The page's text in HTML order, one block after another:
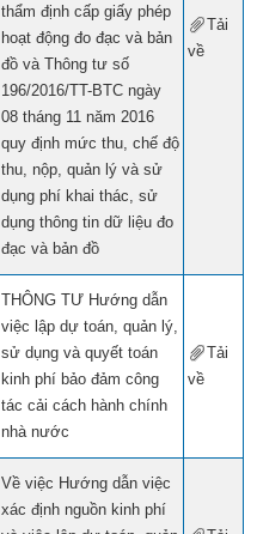
thẩm định cấp giấy phép
hoạt động đo đạc và bản
đồ và Thông tư số
196/2016/TT-BTC ngày
08 tháng 11 năm 2016
quy định mức thu, chế độ
thu, nộp, quản lý và sử
dụng phí khai thác, sử
dụng thông tin dữ liệu đo
đạc và bản đồ
Tải
về
THÔNG TƯ Hướng dẫn
việc lập dự toán, quản lý,
sử dụng và quyết toán
kinh phí bảo đảm công
tác cải cách hành chính
nhà nước
Tải
về
Về việc Hướng dẫn việc
xác định nguồn kinh phí